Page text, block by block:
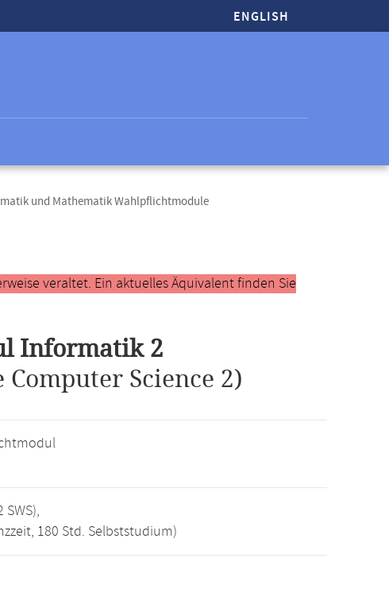
ENGLISH
und Mathematik Wahlpflichtmodule
veraltet. Ein aktuelles Äquivalent finden Sie
Informatik 2
Science 2)
180 Std. Selbststudium)